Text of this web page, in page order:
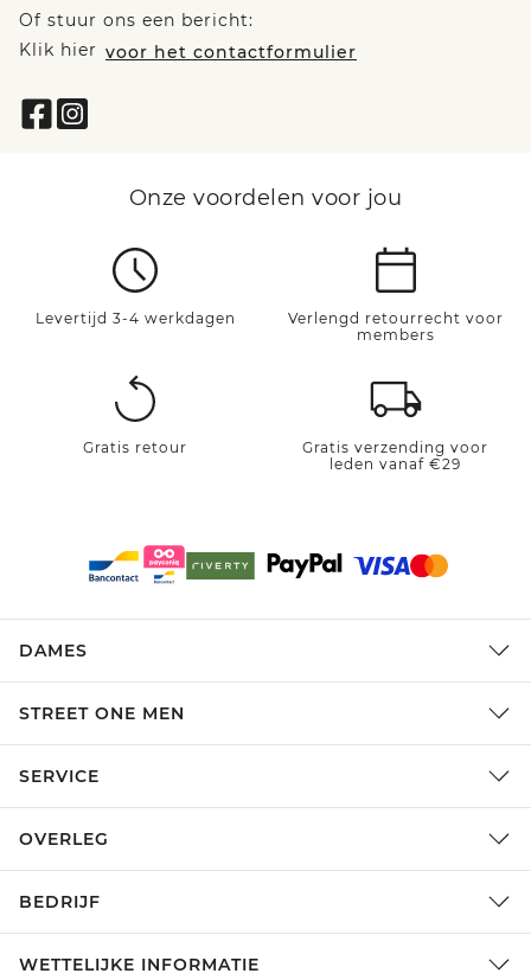
Of stuur ons een bericht:
Klik hier voor het contactformulier
Onze voordelen voor jou
Levertijd 3-4 werkdagen
Verlengd retourrecht voor
members
Gratis retour
Gratis verzending voor
leden vanaf €29
DAMES
STREET ONE MEN
SERVICE
OVERLEG
BEDRIJF
WETTELIJKE INFORMATIE